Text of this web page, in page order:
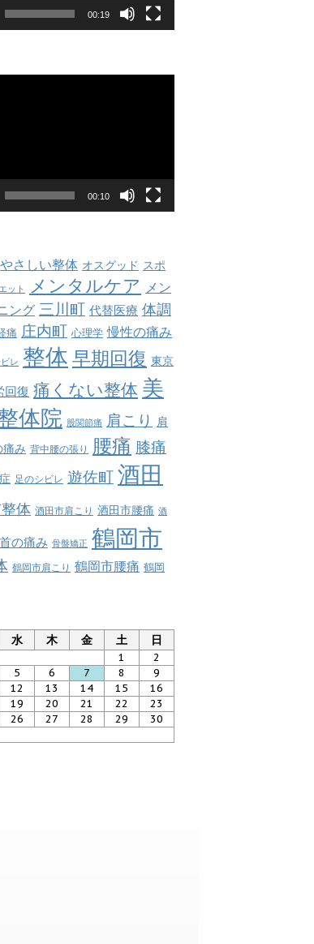
00:19
00:10
やさしい整体 オスグッド スポ
ット メンタルケア メン
ング 三川町 代替医療 体調
痛 庄内町 心理学 慢性の痛み
レ 整体 早期回復 東京
回復 痛くない整体 美
体院 股関節痛 肩こり 肩
痛み 背中腰の張り 腰痛 膝痛
足のシビレ 遊佐町 酒田
体 酒田市肩こり 酒田市腰痛 酒
首の痛み 骨盤矯正 鶴岡市
鶴岡市肩こり 鶴岡市腰痛 鶴岡
水 木 金 土 日
1
2
5 6 7 8
9
12 13 14 15
16
19 20 21 22
23
26 27 28 29
30